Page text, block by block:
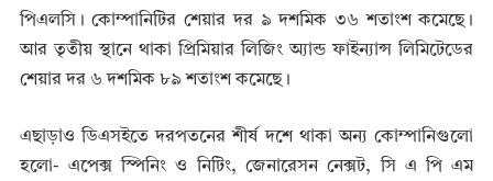
পিএলসি। কোম্পানিটির শেয়ার দর ৯ দশমিক ৩৬ শতাংশ কমেছে।
আর তৃতীয় স্থানে থাকা প্রিমিয়ার লিজিং অ্যান্ড ফাইন্যান্স লিমিটেডের
শেয়ার দর ৬ দশমিক ৮৯ শতাংশ কমেছে।
এছাড়াও ডিএসইতে দরপতনের শীর্ষ দশে থাকা অন্য কোম্পানিগুলো
হলো- এপেক্স স্পিনিং ও নিটিং, জেনারেসন নেক্সট, সি এ পি এম